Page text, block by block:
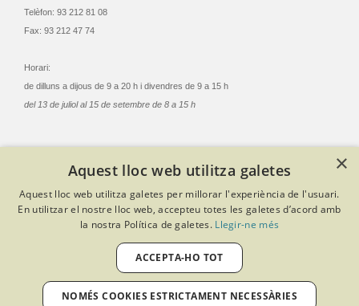
Telèfon: 93 212 81 08
Fax: 93 212 47 74
Horari:
de dilluns a dijous de 9 a 20 h i divendres de 9 a 15 h
del 13 de juliol al 15 de setembre de 8 a 15 h
© Col·legi Oficial Infermeres i Infermers de Barcelona
Criteris de privacitat
Política de cookies
Avís legal
Política de protecció de dades
Política de qualitat
Desenvolupat amb Softeng Portal Builder
×
Aquest lloc web utilitza galetes
Aquest lloc web utilitza galetes per millorar l'experiència de l'usuari.
En utilitzar el nostre lloc web, accepteu totes les galetes d’acord amb
la nostra Política de galetes. Llegir-ne més
ACCEPTA-HO TOT
NOMÉS COOKIES ESTRICTAMENT NECESSÀRIES